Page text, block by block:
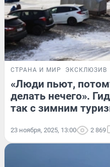
СТРАНА И МИР ЭКСКЛЮЗИВ
«Люди пьют,
делать нечего».
так с зимним
23 ноября, 2025, 13:00 2 869